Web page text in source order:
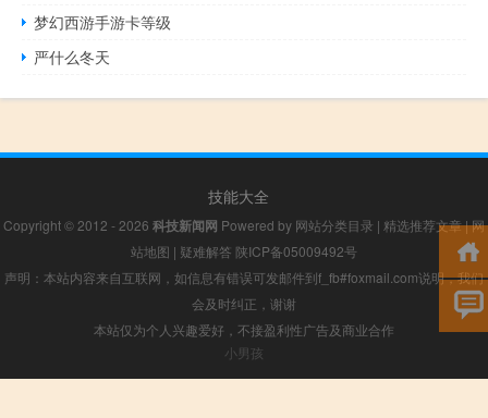
梦幻西游手游卡等级
严什么冬天
技能大全
Copyright © 2012 - 2026 科技新闻网 Powered by 网站分类目录 | 精选推荐文章|网
站地图 | 疑难解答 陕ICP备05009492号
声明：本站内容来自互联网，如信息有错误可发邮件到f_fb#foxmail.com说明，我们
会及时纠正，谢谢
本站仅为个人兴趣爱好，不接盈利性广告及商业合作
小男孩